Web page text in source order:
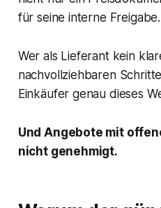
für seine interne Freigabe.
Wer als Lieferant kein
nachvollziehbaren
Einkäufer genau dieses
Und Angebote mit
nicht genehmigt.